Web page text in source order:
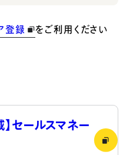
登録 をご利用ください
】セールスマネー